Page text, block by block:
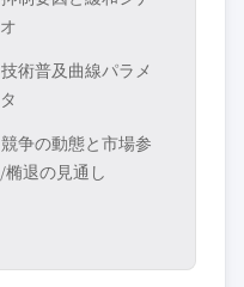
術普及曲線パラメ
争の動態と市場参
椭退の見通し